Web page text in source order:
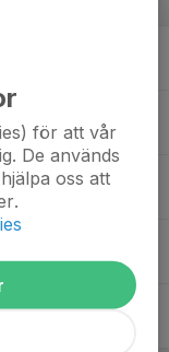
för att vår
De används
oss att